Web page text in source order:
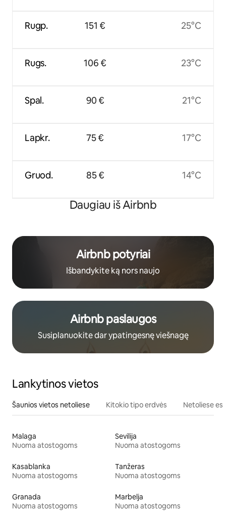
Rugp.
Rugs.
Spal.
Lapkr.
Gruod.
151 €
106 €
90 €
75 €
85 €
25°C
23°C
21°C
17°C
14°C
Daugiau iš Airbnb
Airbnb potyriai
Išbandykite ką nors naujo
Airbnb paslaugos
Susiplanuokite dar ypatingesnę viešnagę
Lankytinos vietos
Šaunios vietos netoliese Kitokio tipo erdvės Netoliese
Malaga
Nuoma atostogoms
Sevilija
Nuoma atostogoms
Kasablanka
Nuoma atostogoms
Tanžeras
Nuoma atostogoms
Granada
Nuoma atostogoms
Marbelja
Nuoma atostogoms